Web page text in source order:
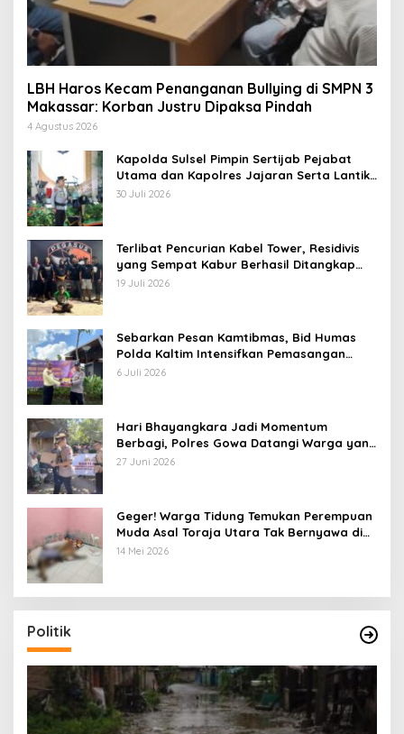
LBH Haros Kecam Penanganan Bullying di SMPN 3
Makassar: Korban Justru Dipaksa Pindah
4 Agustus 2026
Kapolda Sulsel Pimpin Sertijab Pejabat
Utama dan Kapolres Jajaran Serta Lantik
Karolog dan Kapolresta Gowa
30 Juli 2026
Terlibat Pencurian Kabel Tower, Residivis
yang Sempat Kabur Berhasil Ditangkap
Tim Gabungan di Jeneponto
19 Juli 2026
Sebarkan Pesan Kamtibmas, Bid Humas
Polda Kaltim Intensifkan Pemasangan
Spanduk serta Pembagian Stiker
6 Juli 2026
Hari Bhayangkara Jadi Momentum
Berbagi, Polres Gowa Datangi Warga yang
Membutuhkan
27 Juni 2026
Geger! Warga Tidung Temukan Perempuan
Muda Asal Toraja Utara Tak Bernyawa di
Kamar Kos
14 Mei 2026
Politik